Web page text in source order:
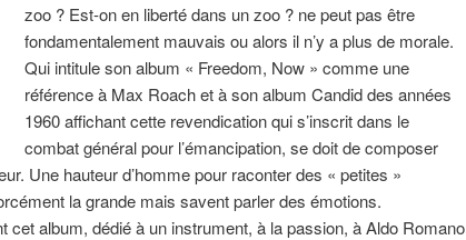
zoo ? Est-on en liberté dans un zoo ? ne peut pas être
fondamentalement mauvais ou alors il n’y a plus de morale.
Qui intitule son album « Freedom, Now » comme une
référence à Max Roach et à son album Candid des années
1960 affichant cette revendication qui s’inscrit dans le
combat général pour l’émancipation, se doit de composer
Une hauteur d’homme pour raconter des « petites »
la grande mais savent parler des émotions.
cet album, dédié à un instrument, à la passion, à Aldo Romano